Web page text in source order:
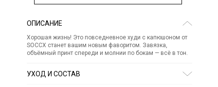
ОПИСАНИЕ
Хорошая жизнь! Это повседневное худи с капюшоном от
SOCCX станет вашим новым фаворитом. Завязка,
объёмный принт спереди и молнии по бокам — всё в тон.
УХОД И СОСТАВ